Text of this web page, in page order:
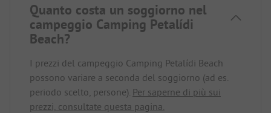
Quanto costa un soggiorno nel
campeggio Camping Petalídi
Beach?
I prezzi del campeggio Camping Petalídi Beach
possono variare a seconda del soggiorno (ad es.
periodo scelto, persone). Per saperne di più sui
prezzi, consultate questa pagina.